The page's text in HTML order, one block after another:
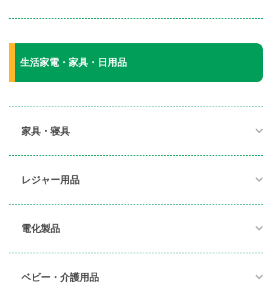
生活家電・家具・日用品
家具・寝具​
レジャー用品
電化製品​
ベビー・介護用品​